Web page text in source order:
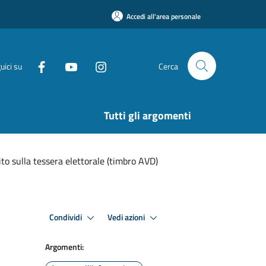
Accedi all'area personale
su Cerca
Tutti gli argomenti
sulla tessera elettorale (timbro AVD)
Condividi Vedi azioni
Argomenti: